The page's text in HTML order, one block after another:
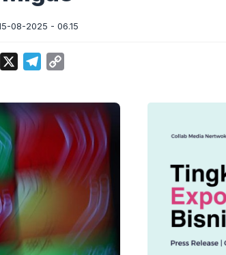
08-2025 - 06.15
WhatsApp Telegram